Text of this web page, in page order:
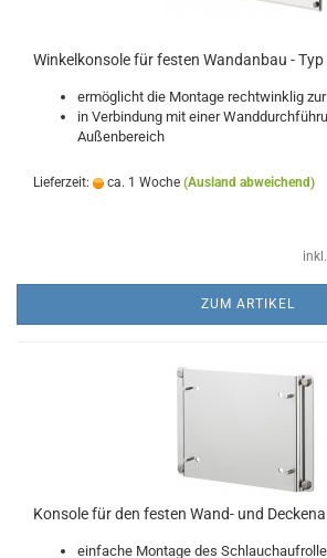
Winkelkonsole für festen Wandanbau -
ermöglicht die Montage rechtwinklig
in Verbindung mit einer
Außenbereich
Lieferzeit: ca. 1 Woche (Ausland abweichend)
ZUM ARTIKEL
Konsole für den festen Wand- und
einfache Montage des